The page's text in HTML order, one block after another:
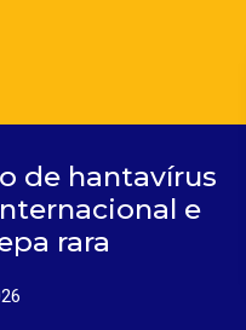
de hantavírus
e
rara